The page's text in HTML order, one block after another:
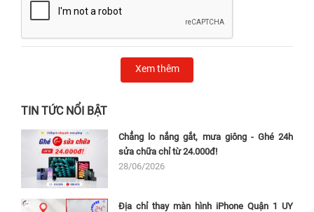
Xem thêm
TIN TỨC NỔI BẬT
Chẳng lo nắng gắt, mưa giông - Ghé 24h
sửa chữa chỉ từ 24.000đ!
28/06/2026
Địa chỉ thay màn hình iPhone Quận 1 UY